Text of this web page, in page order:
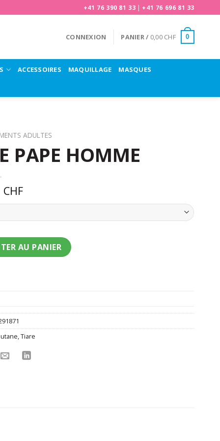
+41 76 390 81 33 | +41 76 696 81 33
CONNEXION PANIER / 0,00 CHF 0
ACCESSOIRES MAQUILLAGE MASQUES
ADULTES
PAPE HOMME
CHF
de Pape homme
AU PANIER
,Tiare